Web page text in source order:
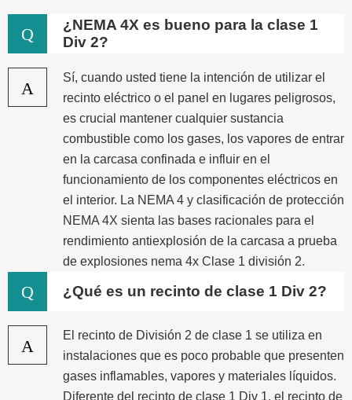
Q
¿NEMA 4X es bueno para la clase 1
Div 2?
A
Sí, cuando usted tiene la intención de utilizar el
recinto eléctrico o el panel en lugares peligrosos,
es crucial mantener cualquier sustancia
combustible como los gases, los vapores de entrar
en la carcasa confinada e influir en el
funcionamiento de los componentes eléctricos en
el interior. La NEMA 4 y clasificación de protección
NEMA 4X sienta las bases racionales para el
rendimiento antiexplosión de la carcasa a prueba
de explosiones nema 4x Clase 1 división 2.
Q ¿Qué es un recinto de clase 1 Div 2?
A
El recinto de División 2 de clase 1 se utiliza en
instalaciones que es poco probable que presenten
gases inflamables, vapores y materiales líquidos.
Diferente del recinto de clase 1 Div 1, el recinto de